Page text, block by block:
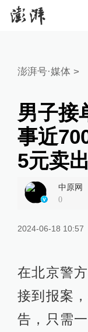
澎湃号·媒体 >
男子接
事近
5元卖出
中原网
0
2024-06-18 10:57
在北京警
接到报案
告，只需